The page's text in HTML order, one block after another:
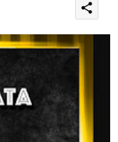
share